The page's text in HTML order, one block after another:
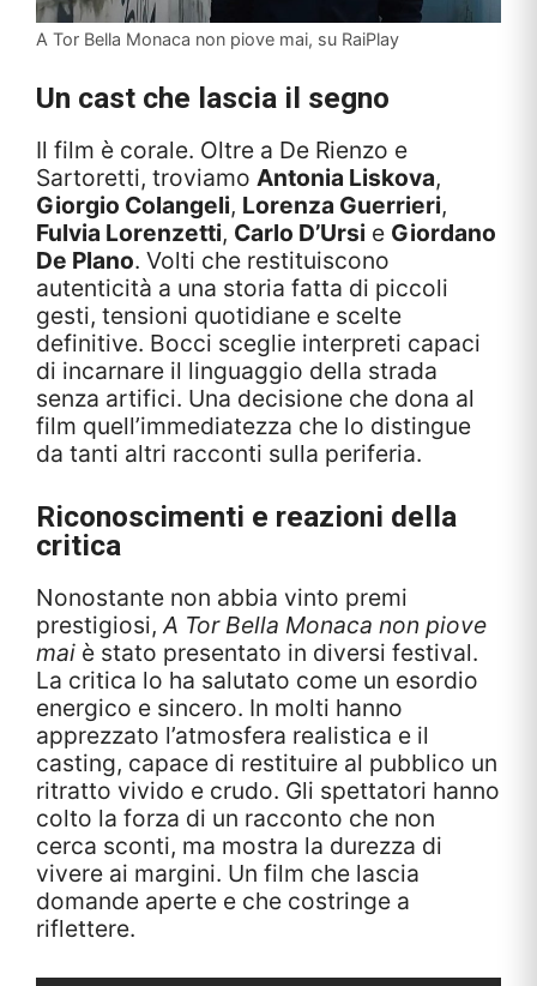
A Tor Bella Monaca non piove mai, su RaiPlay
Un cast che lascia il segno
Il film è corale. Oltre a De Rienzo e
Sartoretti, troviamo Antonia Liskova,
Giorgio Colangeli, Lorenza Guerrieri,
Fulvia Lorenzetti, Carlo D’Ursi e Giordano
De Plano. Volti che restituiscono
autenticità a una storia fatta di piccoli
gesti, tensioni quotidiane e scelte
definitive. Bocci sceglie interpreti capaci
di incarnare il linguaggio della strada
senza artifici. Una decisione che dona al
film quell’immediatezza che lo distingue
da tanti altri racconti sulla periferia.
Riconoscimenti e reazioni della
critica
Nonostante non abbia vinto premi
prestigiosi, A Tor Bella Monaca non piove
mai è stato presentato in diversi festival.
La critica lo ha salutato come un esordio
energico e sincero. In molti hanno
apprezzato l’atmosfera realistica e il
casting, capace di restituire al pubblico un
ritratto vivido e crudo. Gli spettatori hanno
colto la forza di un racconto che non
cerca sconti, ma mostra la durezza di
vivere ai margini. Un film che lascia
domande aperte e che costringe a
riflettere.